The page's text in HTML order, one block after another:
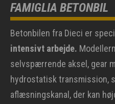
FAMIGLIA BETONBIL
Betonbilen fra Dieci er
intensivt arbejde.
selvspærrende aksel, gear
hydrostatisk transmission,
aflæsningskanal, der kan